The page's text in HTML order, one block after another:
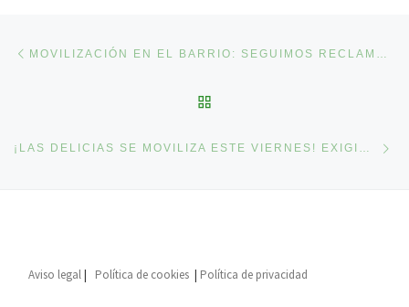
¡LAS DELICIAS SE MOVILIZA ESTE VIERNES! EXIGIMOS SANIDAD PÚBLICA DIGNA YA
Aviso legal| Política de cookies | Política de privacidad